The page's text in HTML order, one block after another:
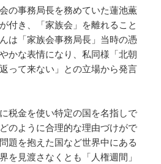
の事務局長を務めていた蓮池薫
付き、「家族会」を離れること
は「家族会事務局長」当時の憑
かな表情になり、私同様「北朝
って来ない」との立場から発言
税金を使い特定の国を名指しで
のように合理的な理由づけがで
題を抱えた国など世界中にある
を見渡さなくとも「人権週間」